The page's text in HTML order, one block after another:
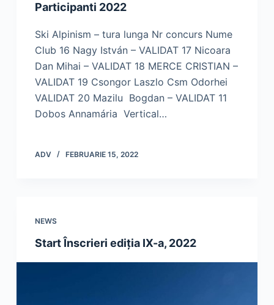
Participanti 2022
Ski Alpinism – tura lunga Nr concurs Nume
Club 16 Nagy István – VALIDAT 17 Nicoara
Dan Mihai – VALIDAT 18 MERCE CRISTIAN –
VALIDAT 19 Csongor Laszlo Csm Odorhei
VALIDAT 20 Mazilu Bogdan – VALIDAT 11
Dobos Annamária Vertical…
ADV FEBRUARIE 15, 2022
NEWS
Start Înscrieri ediția IX-a, 2022